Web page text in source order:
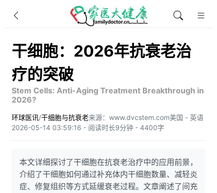
干细胞：2026年抗衰老治
疗的突破
Stem Cells: Anti-Aging Treatment Breakthrough in
2026?
环球医讯/干细胞与抗衰老来源：www.dvcstem.com美国 - 英语
2026-05-14 03:59:16 - 阅读时长9分钟 - 4400字
本文详细探讨了干细胞在抗衰老治疗中的应用前景，
介绍了干细胞如何通过补充体内干细胞数量、减轻炎
症、修复组织等方式延缓衰老过程。文章阐述了间充